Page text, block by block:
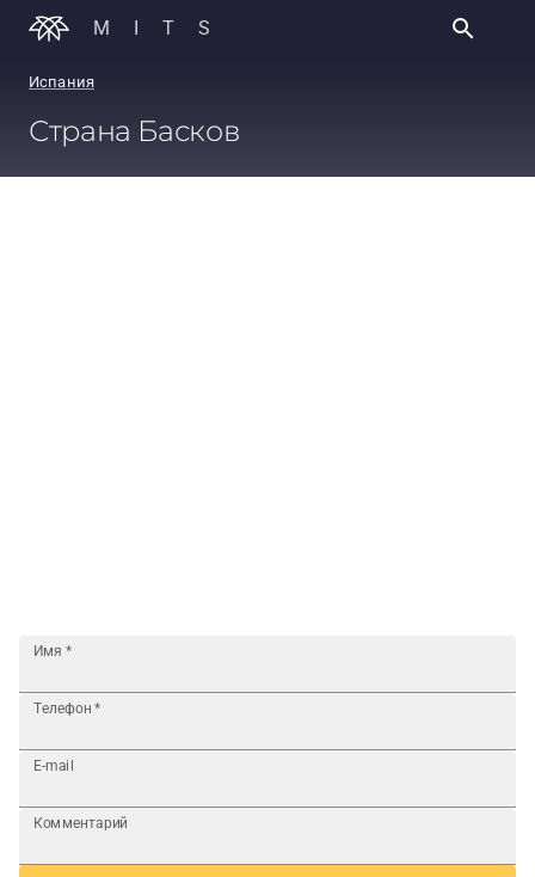
MITS
Испания
Страна Басков
Имя *
Телефон *
E-mail
Комментарий